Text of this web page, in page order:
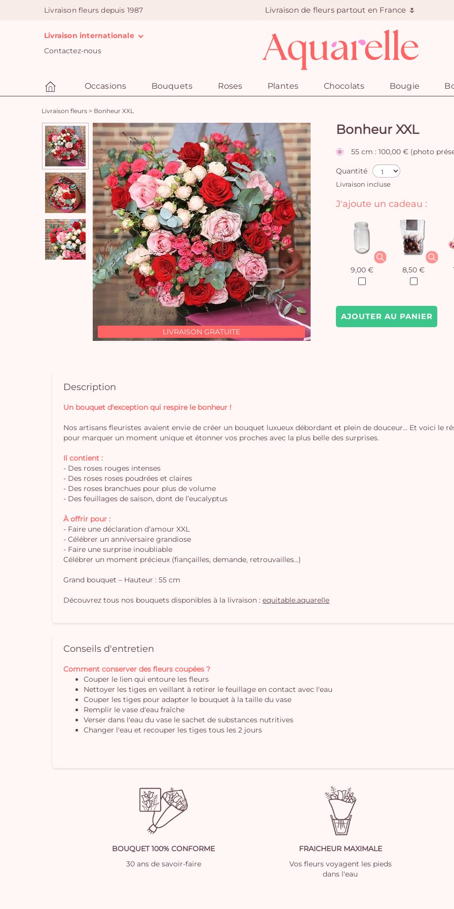
Livraison fleurs depuis 1987 Livraison de fleurs partout en France 🌷
Livraison internationale
Contactez-nous
Occasions Bouquets Roses Plantes Chocolats Bougie
Livraison fleurs > Bonheur XXL
LIVRAISON GRATUITE
Bonheur XXL
55 cm : 100,00 € (photo
Quantité
Livraison incluse
AJOUTER AU PANIER
J'ajoute un cadeau :
9,00 € 8,50 €
Description
Un bouquet d'exception qui respire le bonheur !
Nos artisans fleuristes avaient envie de créer un bouquet luxueux débordant et plein de douceur... Et voici le
pour marquer un moment unique et étonner vos proches avec la plus belle des surprises.
Il contient :
- Des roses rouges intenses
- Des roses roses poudrées et claires
- Des roses branchues pour plus de volume
- Des feuillages de saison, dont de l’eucalyptus
À offrir pour :
- Faire une déclaration d’amour XXL
- Célébrer un anniversaire grandiose
- Faire une surprise inoubliable
Célébrer un moment précieux (fiançailles, demande, retrouvailles…)
Grand bouquet – Hauteur : 55 cm
Découvrez tous nos bouquets disponibles à la livraison :equitable.aquarelle
Conseils d'entretien
Comment conserver des fleurs coupées ?
Couper le lien qui entoure les fleurs
Nettoyer les tiges en veillant à retirer le feuillage en contact avec l'eau
Couper les tiges pour adapter le bouquet à la taille du vase
Remplir le vase d'eau fraîche
Verser dans l'eau du vase le sachet de substances nutritives
Changer l'eau et recouper les tiges tous les 2 jours
BOUQUET 100% CONFORME
30 ans de savoir-faire
FRAICHEUR MAXIMALE
Vos fleurs voyagent les pieds
dans l'eau